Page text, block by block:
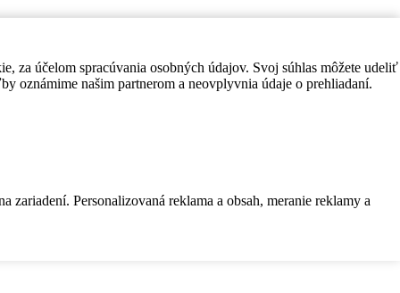
za účelom spracúvania osobných údajov. Svoj súhlas môžete udeliť
oznámime našim partnerom a neovplyvnia údaje o prehliadaní.
Personalizovaná reklama a obsah, meranie reklamy a